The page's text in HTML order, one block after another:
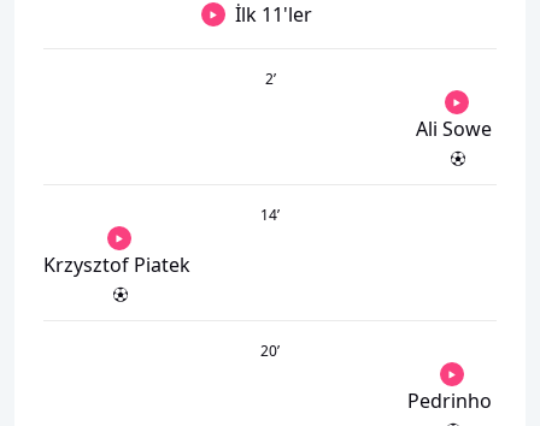
İlk 11'ler
2’
Ali Sowe
14’
Krzysztof Piatek
20’
Pedrinho